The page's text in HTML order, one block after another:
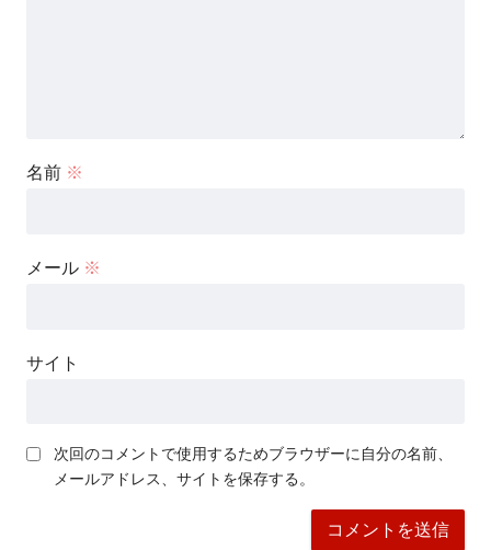
名前 ※
メール ※
サイト
次回のコメントで使用するためブラウザーに自分の名前、
メールアドレス、サイトを保存する。